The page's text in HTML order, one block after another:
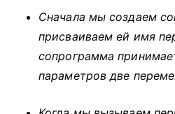
Сначала мы создаем
присваиваем ей имя
сопрограмма
параметров две